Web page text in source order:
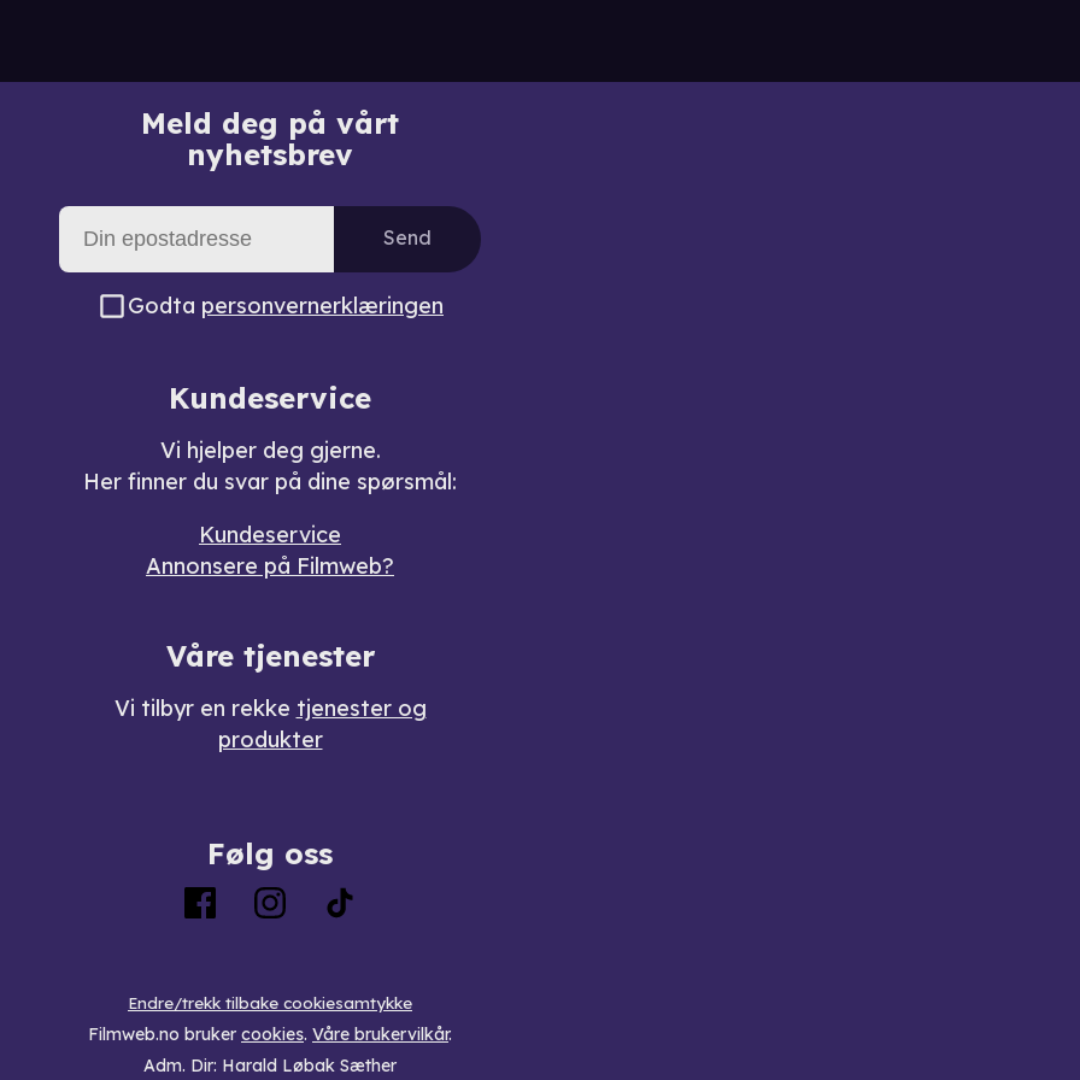
Meld deg på vårt
nyhetsbrev
Send
Godta personvernerklæringen
Kundeservice
Vi hjelper deg gjerne.
Her finner du svar på dine spørsmål:
Kundeservice
Annonsere på Filmweb?
Våre tjenester
Vi tilbyr en rekke tjenester og
produkter
Følg oss
Endre/trekk tilbake cookiesamtykke
Filmweb.no bruker cookies. Våre brukervilkår.
Adm. Dir: Harald Løbak Sæther